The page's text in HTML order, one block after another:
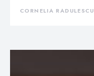
CORNELIA RADULESCU